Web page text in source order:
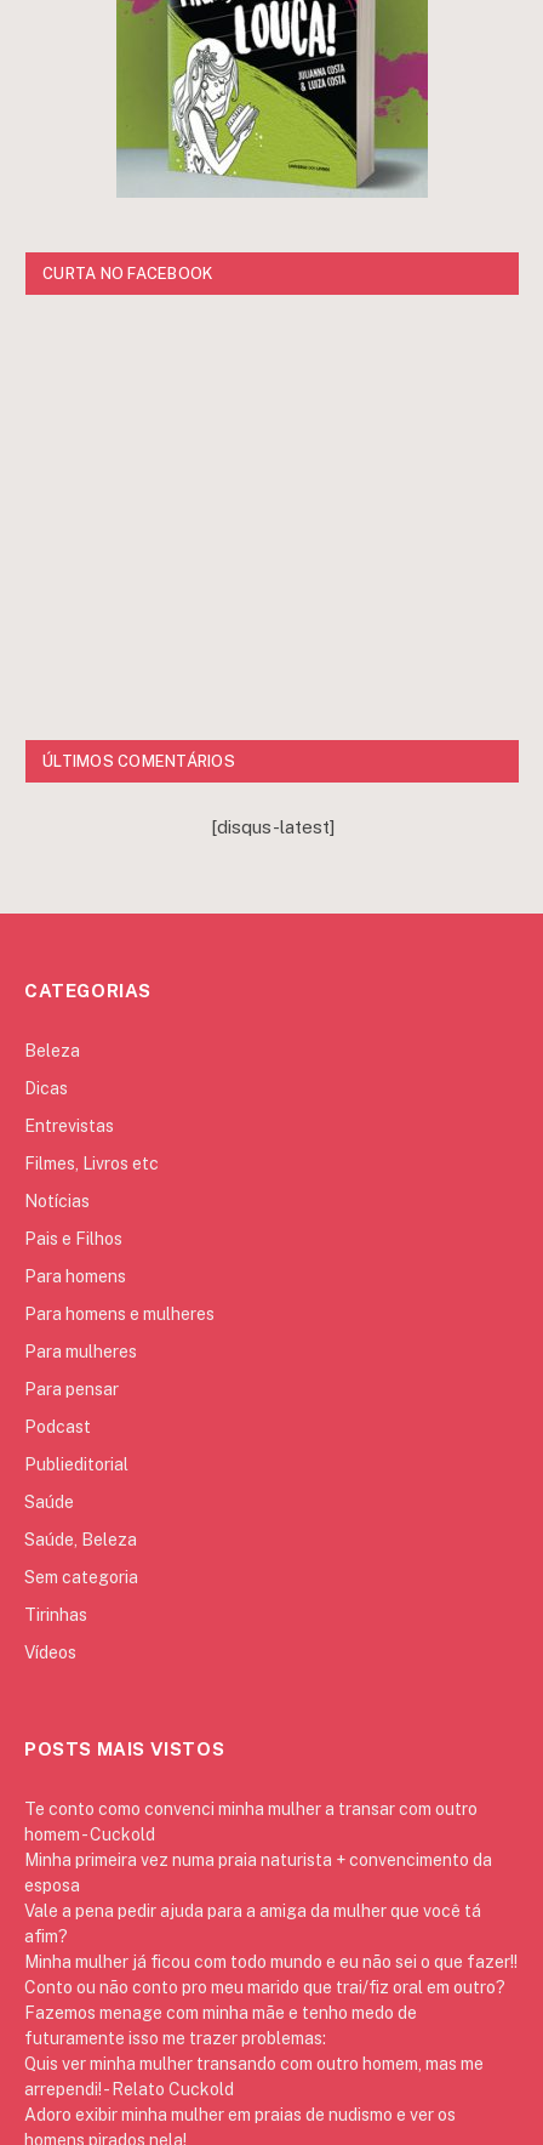
CURTA NO FACEBOOK
ÚLTIMOS COMENTÁRIOS
[disqus-latest]
CATEGORIAS
Beleza
Dicas
Entrevistas
Filmes, Livros etc
Notícias
Pais e Filhos
Para homens
Para homens e mulheres
Para mulheres
Para pensar
Podcast
Publieditorial
Saúde
Saúde, Beleza
Sem categoria
Tirinhas
Vídeos
POSTS MAIS VISTOS
Te conto como convenci minha mulher a transar com outro
homem - Cuckold
Minha primeira vez numa praia naturista + convencimento da
esposa
Vale a pena pedir ajuda para a amiga da mulher que você tá
afim?
Minha mulher já ficou com todo mundo e eu não sei o que fazer!!
Conto ou não conto pro meu marido que trai/fiz oral em outro?
Fazemos menage com minha mãe e tenho medo de
futuramente isso me trazer problemas:
Quis ver minha mulher transando com outro homem, mas me
arrependi! - Relato Cuckold
Adoro exibir minha mulher em praias de nudismo e ver os
homens pirados nela!